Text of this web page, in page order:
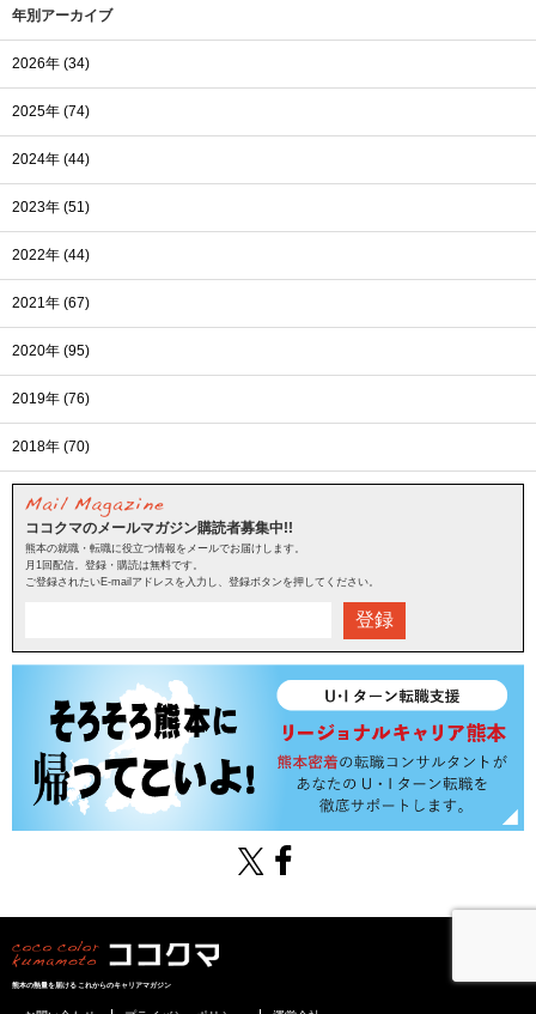
年別アーカイブ
2026年 (34)
2025年 (74)
2024年 (44)
2023年 (51)
2022年 (44)
2021年 (67)
2020年 (95)
2019年 (76)
2018年 (70)
ココクマのメールマガジン購読者募集中!!
熊本の就職・転職に役立つ情報をメールでお届けします。
月1回配信。登録・購読は無料です。
ご登録されたいE-mailアドレスを入力し、登録ボタンを押してください。
登録
熊本の熱量を届けるこれからのキャリアマガジン